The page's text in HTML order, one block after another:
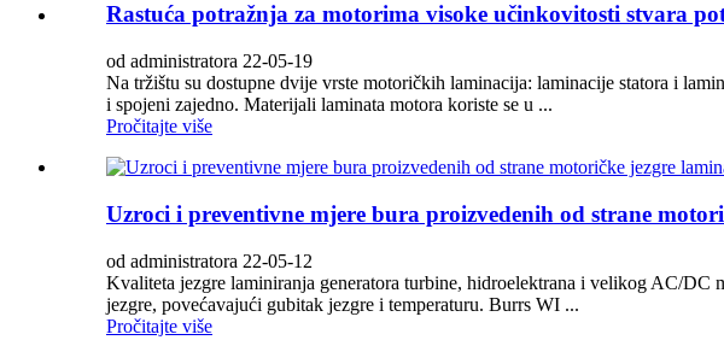
Rastuća potražnja za motorima visoke učinkovitosti stvara
od administratora 22-05-19
Na tržištu su dostupne dvije vrste motoričkih laminacija: laminacije statora i
i spojeni zajedno. Materijali laminata motora koriste se u ...
Pročitajte više
Uzroci i preventivne mjere bura proizvedenih od strane
od administratora 22-05-12
Kvaliteta jezgre laminiranja generatora turbine, hidroelektrana i velikog AC/
jezgre, povećavajući gubitak jezgre i temperaturu. Burrs WI ...
Pročitajte više